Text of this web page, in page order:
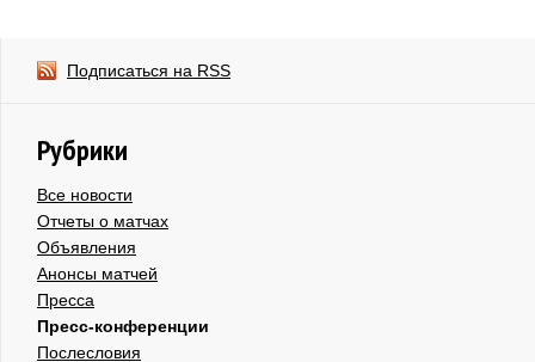
Подписаться на RSS
Рубрики
Все новости
Отчеты о матчах
Объявления
Анонсы матчей
Пресса
Пресс-конференции
Послесловия